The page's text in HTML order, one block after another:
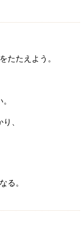
たたえよう。
、
る。